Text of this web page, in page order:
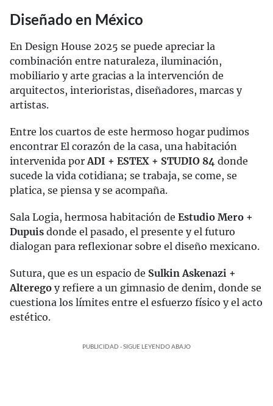
Diseñado en México
En Design House 2025 se puede apreciar la
combinación entre naturaleza, iluminación,
mobiliario y arte gracias a la intervención de
arquitectos, interioristas, diseñadores, marcas y
artistas.
Entre los cuartos de este hermoso hogar pudimos
encontrar El corazón de la casa, una habitación
intervenida por ADI + ESTEX + STUDIO 84 donde
sucede la vida cotidiana; se trabaja, se come, se
platica, se piensa y se acompaña.
Sala Logia, hermosa habitación de Estudio Mero +
Dupuis donde el pasado, el presente y el futuro
dialogan para reflexionar sobre el diseño mexicano.
Sutura, que es un espacio de Sulkin Askenazi +
Alterego y refiere a un gimnasio de denim, donde se
cuestiona los límites entre el esfuerzo físico y el acto
estético.
PUBLICIDAD - SIGUE LEYENDO ABAJO